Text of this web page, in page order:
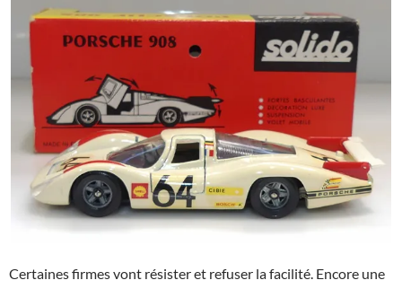
Certaines firmes vont résister et refuser la facilité. Encore une